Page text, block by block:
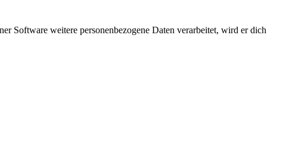
Software weitere personenbezogene Daten verarbeitet, wird er dich